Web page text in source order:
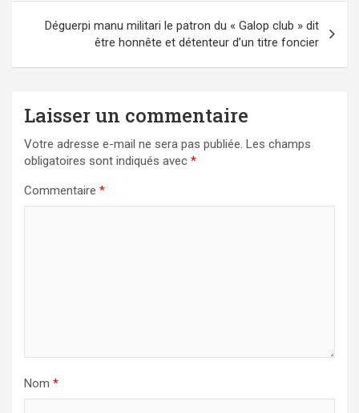
Déguerpi manu militari le patron du « Galop club » dit
être honnête et détenteur d’un titre foncier
Laisser un commentaire
Votre adresse e-mail ne sera pas publiée. Les champs
obligatoires sont indiqués avec *
Commentaire *
Nom *